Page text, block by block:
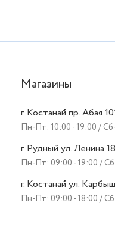
Магазины
г. Костанай пр. Абая
Пн-Пт: 10:00 - 19:00 /
г. Рудный ул. Ленина
Пн-Пт: 09:00 - 19:00 /
г. Костанай ул.
Пн-Пт: 09:00 - 18:00 /